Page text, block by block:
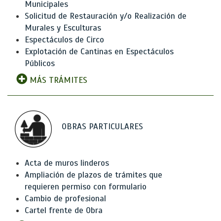
Municipales
Solicitud de Restauración y/o Realización de
Murales y Esculturas
Espectáculos de Circo
Explotación de Cantinas en Espectáculos
Públicos
MÁS TRÁMITES
OBRAS PARTICULARES
Acta de muros linderos
Ampliación de plazos de trámites que
requieren permiso con formulario
Cambio de profesional
Cartel frente de Obra